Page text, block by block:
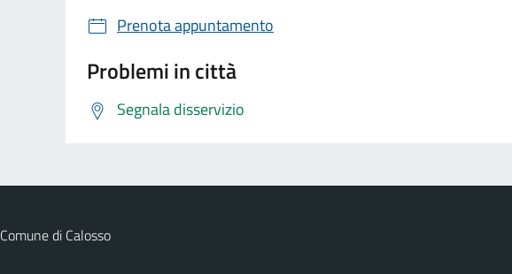
Prenota appuntamento
Problemi in città
Segnala disservizio
Comune di Calosso